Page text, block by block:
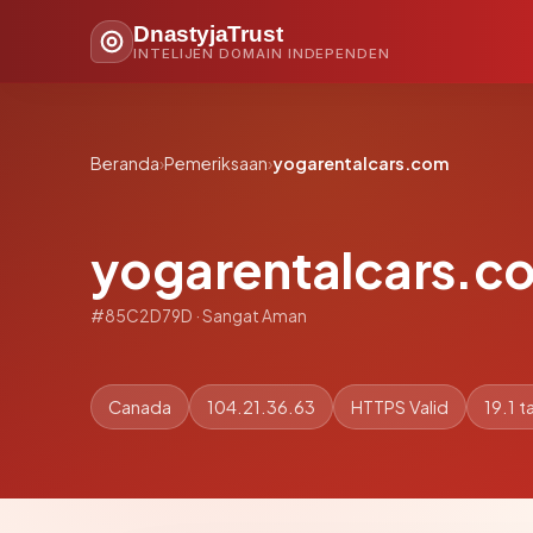
DnastyjaTrust
INTELIJEN DOMAIN INDEPENDEN
Beranda›Pemeriksaan›yogarentalcars.com
#85C2D79D · Sangat Aman
Canada 104.21.36.63 HTTPS Valid 19.1